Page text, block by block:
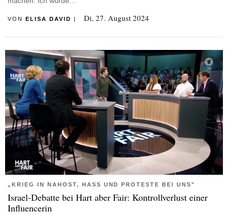
VON ELISA DAVID | Di, 27. August 2024
„KRIEG IN NAHOST, HASS UND PROTESTE BEI UNS"
Israel-Debatte bei Hart aber Fair: Kontrollverlust einer
Influencerin